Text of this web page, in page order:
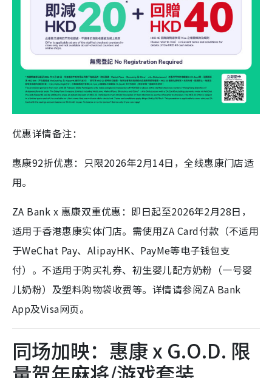
优惠详情备注：
惠康92折优惠：只限2026年2月14日，全线惠康门店适
用。
ZA Bank x 惠康双重优惠：即日起至2026年2月28日，
适用于香港惠康实体门店。需使用ZA Card付款（不适用
于WeChat Pay、AlipayHK、PayMe等电子钱包支
付）。不适用于购买礼券、初生婴儿配方奶粉（一号婴
儿奶粉）及塑料购物袋收费等。详情请参阅ZA Bank
App及Visa网页。
同场加映：惠康 x G.O.D. 限